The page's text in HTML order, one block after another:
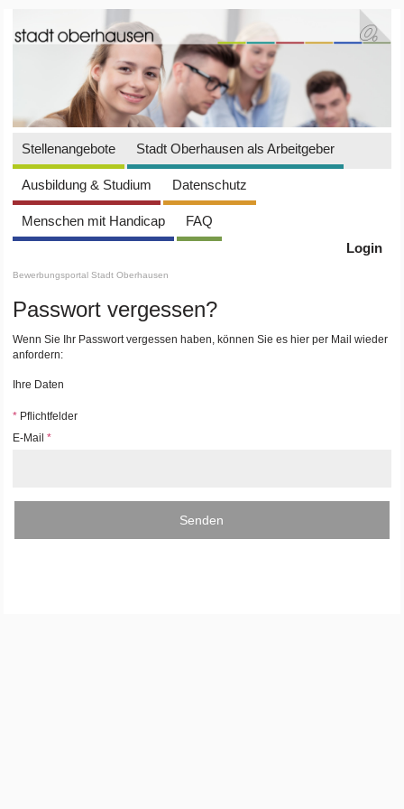
Stellenangebote Stadt Oberhausen als Arbeitgeber
Ausbildung & Studium Datenschutz
Menschen mit Handicap
FAQ
Login
Bewerbungsportal Stadt Oberhausen
Passwort vergessen?
Wenn Sie Ihr Passwort vergessen haben, können Sie es hier per Mail wieder
anfordern:
Ihre Daten
* Pflichtfelder
E-Mail*
Senden